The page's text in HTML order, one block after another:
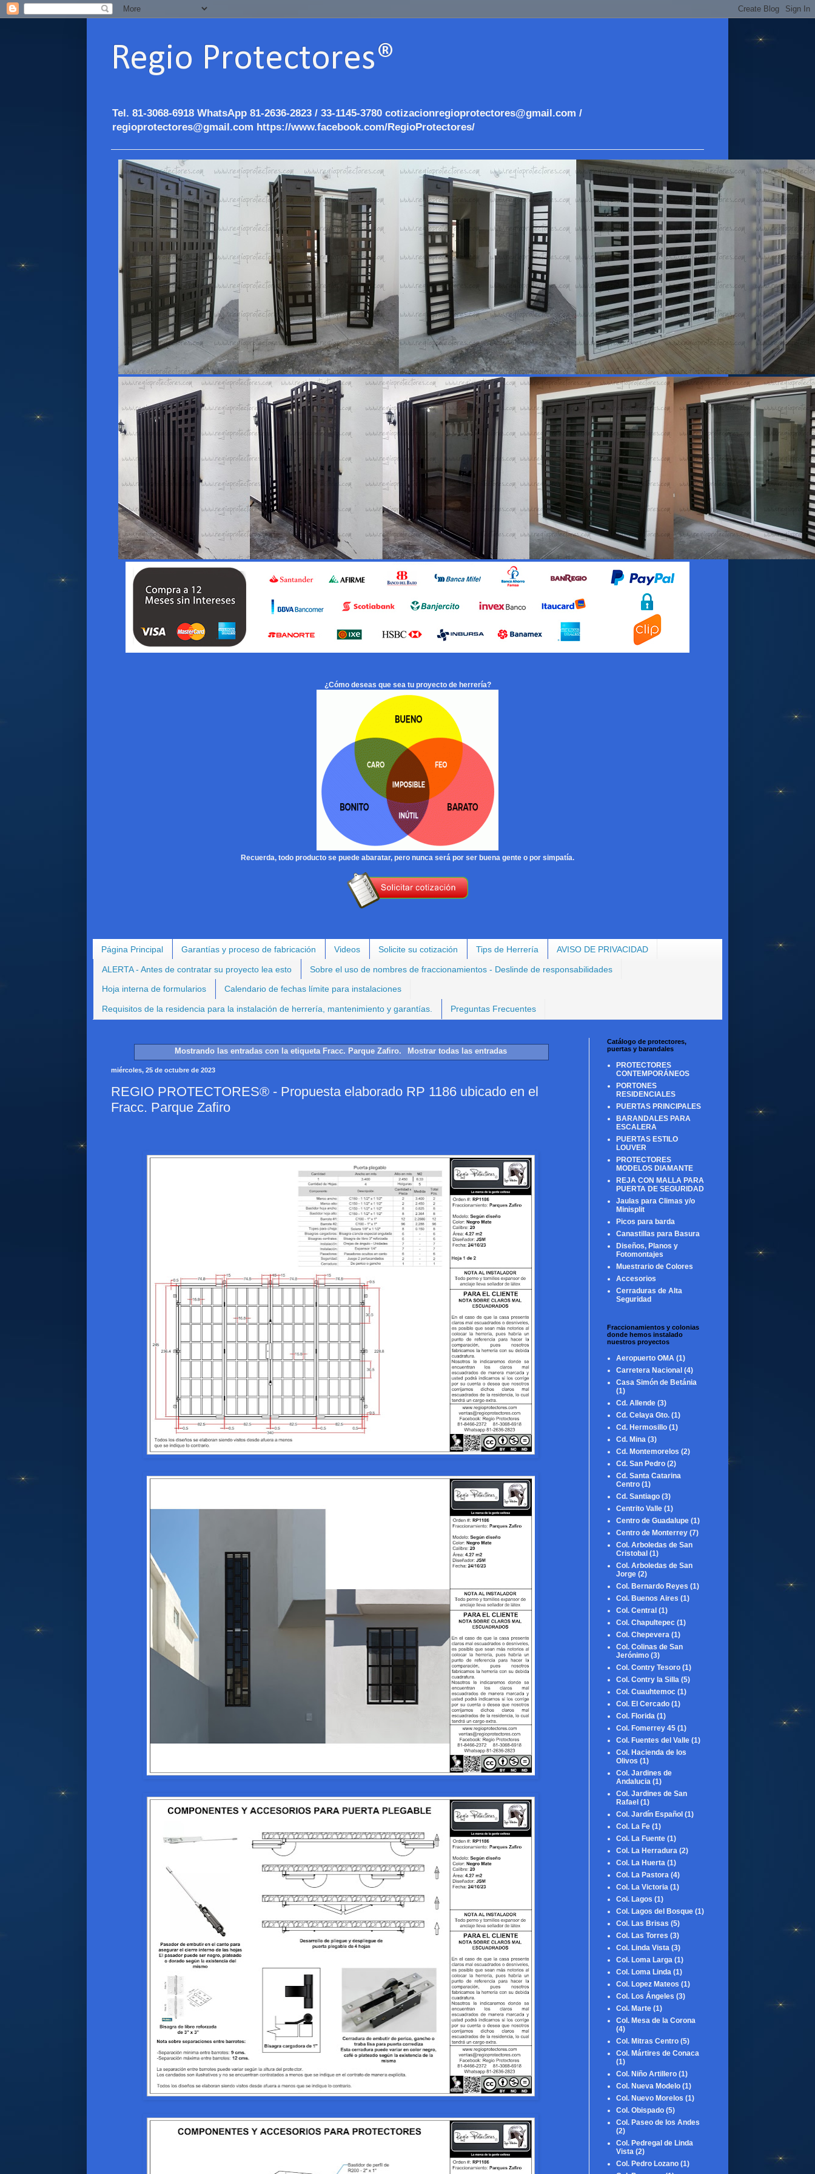
Regio Protectores®
Tel. 81-3068-6918 WhatsApp 81-2636-2823 / 33-1145-3780 cotizacionregioprotectores@gmail.com /
regioprotectores@gmail.com https://www.facebook.com/RegioProtectores/
¿Cómo deseas que sea tu proyecto de herrería?
Recuerda, todo producto se puede abaratar, pero nunca será por ser buena gente o por simpatía.
Página Principal Garantías y proceso de fabricación Videos Solicite su cotización Tips de Herrería AVISO DE PRIVACIDAD
ALERTA - Antes de contratar su proyecto lea esto Sobre el uso de nombres de fraccionamientos - Deslinde de responsabilidades
Hoja interna de formularios Calendario de fechas límite para instalaciones
Requisitos de la residencia para la instalación de herrería, mantenimiento y garantías. Preguntas Frecuentes
Mostrando las entradas con la etiqueta Fracc. Parque Zafiro. Mostrar todas las entradas
miércoles, 25 de octubre de 2023
REGIO PROTECTORES® - Propuesta elaborado RP 1186 ubicado en el
Fracc. Parque Zafiro
Catálogo de protectores,
puertas y barandales
PROTECTORES
CONTEMPORÁNEOS
PORTONES
RESIDENCIALES
PUERTAS PRINCIPALES
BARANDALES PARA
ESCALERA
PUERTAS ESTILO
LOUVER
PROTECTORES
MODELOS DIAMANTE
REJA CON MALLA PARA
PUERTA DE SEGURIDAD
Jaulas para Climas y/o
Minisplit
Picos para barda
Canastillas para Basura
Diseños, Planos y
Fotomontajes
Muestrario de Colores
Accesorios
Cerraduras de Alta
Seguridad
Fraccionamientos y colonias
donde hemos instalado
nuestros proyectos
Aeropuerto OMA (1)
Carretera Nacional (4)
Casa Simón de Betánia
(1)
Cd. Allende (3)
Cd. Celaya Gto. (1)
Cd. Hermosillo (1)
Cd. Mina (3)
Cd. Montemorelos (2)
Cd. San Pedro (2)
Cd. Santa Catarina
Centro (1)
Cd. Santiago (3)
Centrito Valle (1)
Centro de Guadalupe (1)
Centro de Monterrey (7)
Col. Arboledas de San
Cristobal (1)
Col. Arboledas de San
Jorge (2)
Col. Bernardo Reyes (1)
Col. Buenos Aires (1)
Col. Central (1)
Col. Chapultepec (1)
Col. Chepevera (1)
Col. Colinas de San
Jerónimo (3)
Col. Contry Tesoro (1)
Col. Contry la Silla (5)
Col. Cuauhtemoc (1)
Col. El Cercado (1)
Col. Florida (1)
Col. Fomerrey 45 (1)
Col. Fuentes del Valle (1)
Col. Hacienda de los
Olivos (1)
Col. Jardines de
Andalucia (1)
Col. Jardines de San
Rafael (1)
Col. Jardín Español (1)
Col. La Fe (1)
Col. La Fuente (1)
Col. La Herradura (2)
Col. La Huerta (1)
Col. La Pastora (4)
Col. La Victoria (1)
Col. Lagos (1)
Col. Lagos del Bosque (1)
Col. Las Brisas (5)
Col. Las Torres (3)
Col. Linda Vista (3)
Col. Loma Larga (1)
Col. Loma Linda (1)
Col. Lopez Mateos (1)
Col. Los Ángeles (3)
Col. Marte (1)
Col. Mesa de la Corona
(4)
Col. Mitras Centro (5)
Col. Mártires de Conaca
(1)
Col. Niño Artillero (1)
Col. Nueva Modelo (1)
Col. Nuevo Morelos (1)
Col. Obispado (5)
Col. Paseo de los Andes
(2)
Col. Pedregal de Linda
Vista (2)
Col. Pedro Lozano (1)